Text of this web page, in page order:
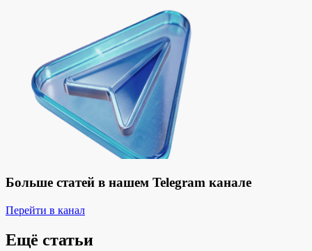
Больше статей в нашем Telegram канале
Перейти в канал
Ещё статьи